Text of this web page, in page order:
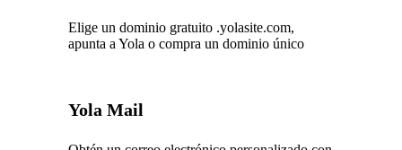
Elige un dominio gratuito .yolasite.com,
apunta a Yola o compra un dominio único
Yola Mail